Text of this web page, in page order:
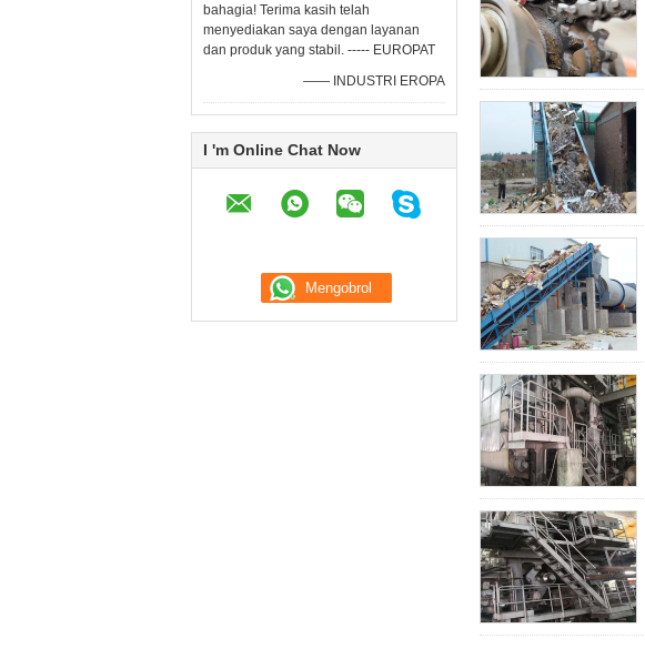
bahagia! Terima kasih telah
menyediakan saya dengan layanan
dan produk yang stabil. ----- EUROPAT
—— INDUSTRI EROPA
I 'm Online Chat Now